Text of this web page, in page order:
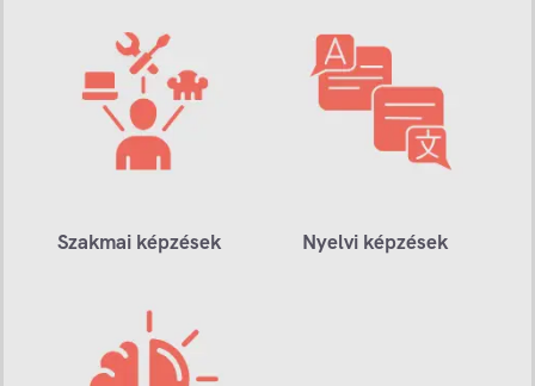
Szakmai képzések Nyelvi képzések